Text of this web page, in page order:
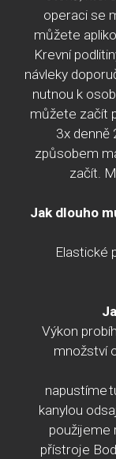
operaci se
můžete
Krevní
návleky
nutnou k
můžete začít
3x denně
způsobem
začít.
Jak dlouho
Elastické
Výkon
množství
napustíme
kanylou
použijeme
přístroje